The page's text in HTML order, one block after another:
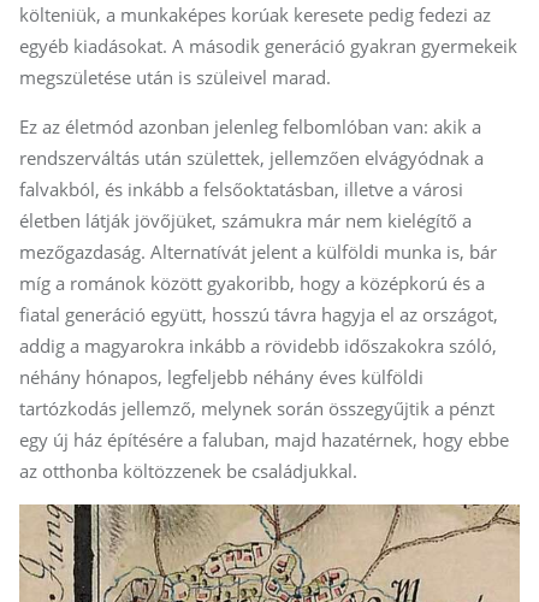
költeniük, a munkaképes korúak keresete pedig fedezi az
egyéb kiadásokat. A második generáció gyakran gyermekeik
megszületése után is szüleivel marad.
Ez az életmód azonban jelenleg felbomlóban van: akik a
rendszerváltás után születtek, jellemzően elvágyódnak a
falvakból, és inkább a felsőoktatásban, illetve a városi
életben látják jövőjüket, számukra már nem kielégítő a
mezőgazdaság. Alternatívát jelent a külföldi munka is, bár
míg a románok között gyakoribb, hogy a középkorú és a
fiatal generáció együtt, hosszú távra hagyja el az országot,
addig a magyarokra inkább a rövidebb időszakokra szóló,
néhány hónapos, legfeljebb néhány éves külföldi
tartózkodás jellemző, melynek során összegyűjtik a pénzt
egy új ház építésére a faluban, majd hazatérnek, hogy ebbe
az otthonba költözzenek be családjukkal.